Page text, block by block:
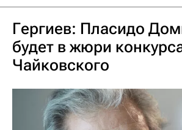
Гергиев: Пласидо
будет в жюри
Чайковского